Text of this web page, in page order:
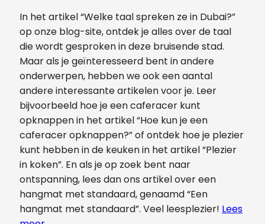
In het artikel “Welke taal spreken ze in Dubai?”
op onze blog-site, ontdek je alles over de taal
die wordt gesproken in deze bruisende stad.
Maar als je geïnteresseerd bent in andere
onderwerpen, hebben we ook een aantal
andere interessante artikelen voor je. Leer
bijvoorbeeld hoe je een caferacer kunt
opknappen in het artikel “Hoe kun je een
caferacer opknappen?” of ontdek hoe je plezier
kunt hebben in de keuken in het artikel “Plezier
in koken”. En als je op zoek bent naar
ontspanning, lees dan ons artikel over een
hangmat met standaard, genaamd “Een
hangmat met standaard”. Veel leesplezier! Lees